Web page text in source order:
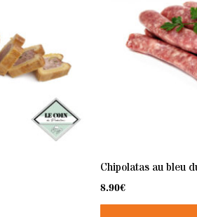
Chipolatas au bleu
8.90€